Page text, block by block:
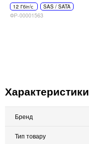
12 Гбіт/с SAS / SATA
ФР-00001563
Характеристики
Бренд
Тип товару